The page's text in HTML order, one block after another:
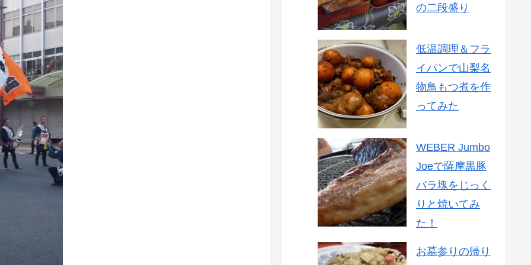
の二段盛り
低温調理＆フラ
イパンで山梨名
物鳥もつ煮を作
ってみた
WEBER Jumbo
Joeで薩摩黒豚
バラ塊をじっく
りと焼いてみ
た！
お墓参りの帰り